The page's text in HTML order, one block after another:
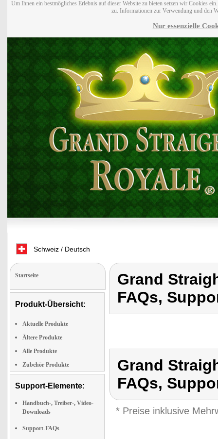
Um Ihnen ein bestmögliches Erlebnis auf dieser Website zu bieten setzen wir Cookies
zu. Informationen zur Verwendung und den
Nur essenzielle
Schweiz / Deutsch
Startseite
Produkt-Übersicht:
Aktuelle Produkte
Ältere Produkte
Alle Produkte
Zubehör Produkte
Support-Elemente:
Handbuch-, Treiber-, Video-
Downloads
Support-FAQs
Grand
FAQs,
Grand
FAQs,
* Preise inklusive